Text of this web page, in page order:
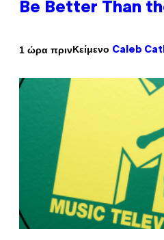
Be Better Than
1 ώρα πρινΚείμενο Caleb